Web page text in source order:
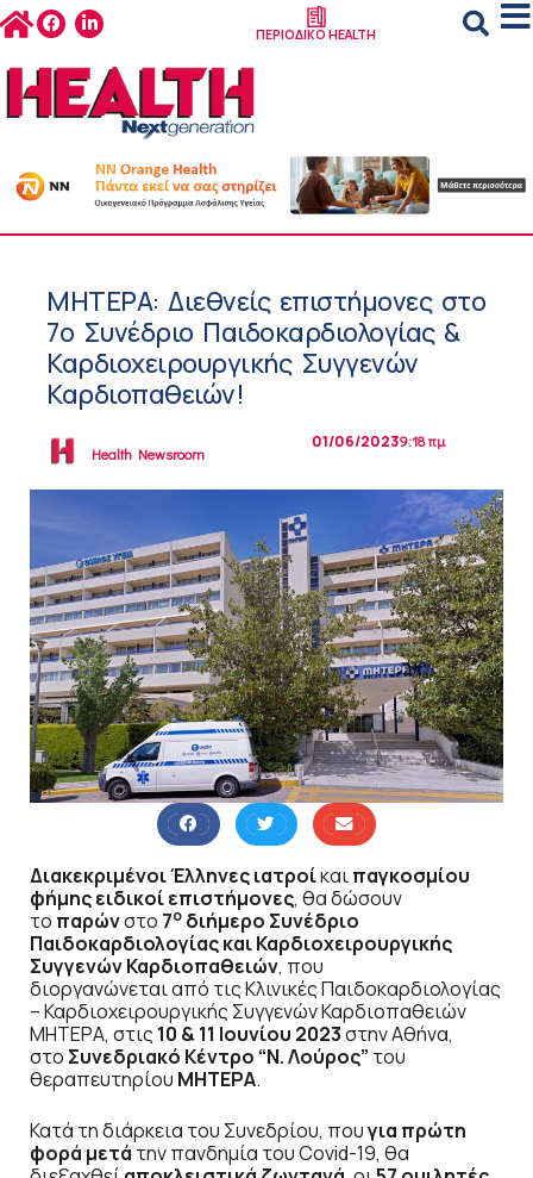
ΠΕΡΙΟΔΙΚΟ HEALTH
ΜΗΤΕΡΑ: Διεθνείς επιστήμονες στο
7ο Συνέδριο Παιδοκαρδιολογίας &
Καρδιοχειρουργικής Συγγενών
Καρδιοπαθειών!
Health Newsroom
01/06/20239:18 πμ
Διακεκριμένοι Έλληνες ιατροίκαιπαγκοσμίου
φήμης ειδικοί επιστήμονες, θα δώσουν
το παρώνστο 7ο διήμερο Συνέδριο
Παιδοκαρδιολογίας και Καρδιοχειρουργικής
Συγγενών Καρδιοπαθειών, που
διοργανώνεται από τις Κλινικές Παιδοκαρδιολογίας
– Καρδιοχειρουργικής Συγγενών Καρδιοπαθειών
ΜΗΤΕΡΑ, στις 10 & 11 Ιουνίου 2023στην Αθήνα,
στο Συνεδριακό Κέντρο “Ν. Λούρος” του
θεραπευτηρίου ΜΗΤΕΡΑ.
Κατά τη διάρκεια του Συνεδρίου, πουγια πρώτη
φορά μετά την πανδημία του Covid-19, θα